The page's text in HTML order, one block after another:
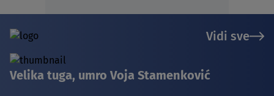
Vidi sve
Velika tuga, umro Voja Stamenković